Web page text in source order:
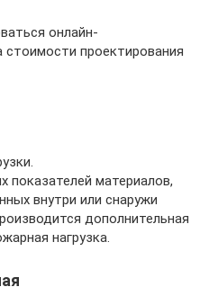
онлайн-
стоимости проектирования
показателей материалов,
внутри или снаружи
дополнительная
нагрузка.